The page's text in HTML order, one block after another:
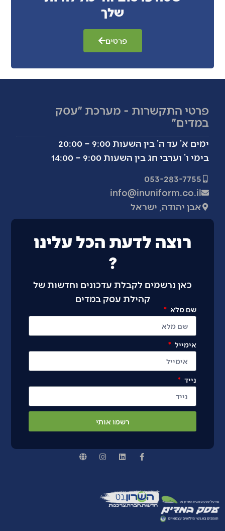
שלך
פרטים
פרטי התקשרות - מערכת ״עסק
במדים״
ימים א’ עד ה’ בין השעות 9:00 – 20:00
בימי ו’ וערבי חג בין השעות 9:00 – 14:00
053-283-7755
info@inuniform.co.il
אבן יהודה, ישראל
רוצה לדעת הכל עלינו
?
כאן נרשמים לקבלת עדכונים וחדשות של
קהילת עסק במדים
שם מלא
אימייל
נייד
רשמו אותי